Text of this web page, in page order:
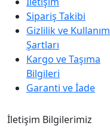
Sipariş Takibi
Gizlilik ve Kullanım
Şartları
Kargo ve Taşıma
Bilgileri
Garanti ve İade
İletişim Bilgilerimiz